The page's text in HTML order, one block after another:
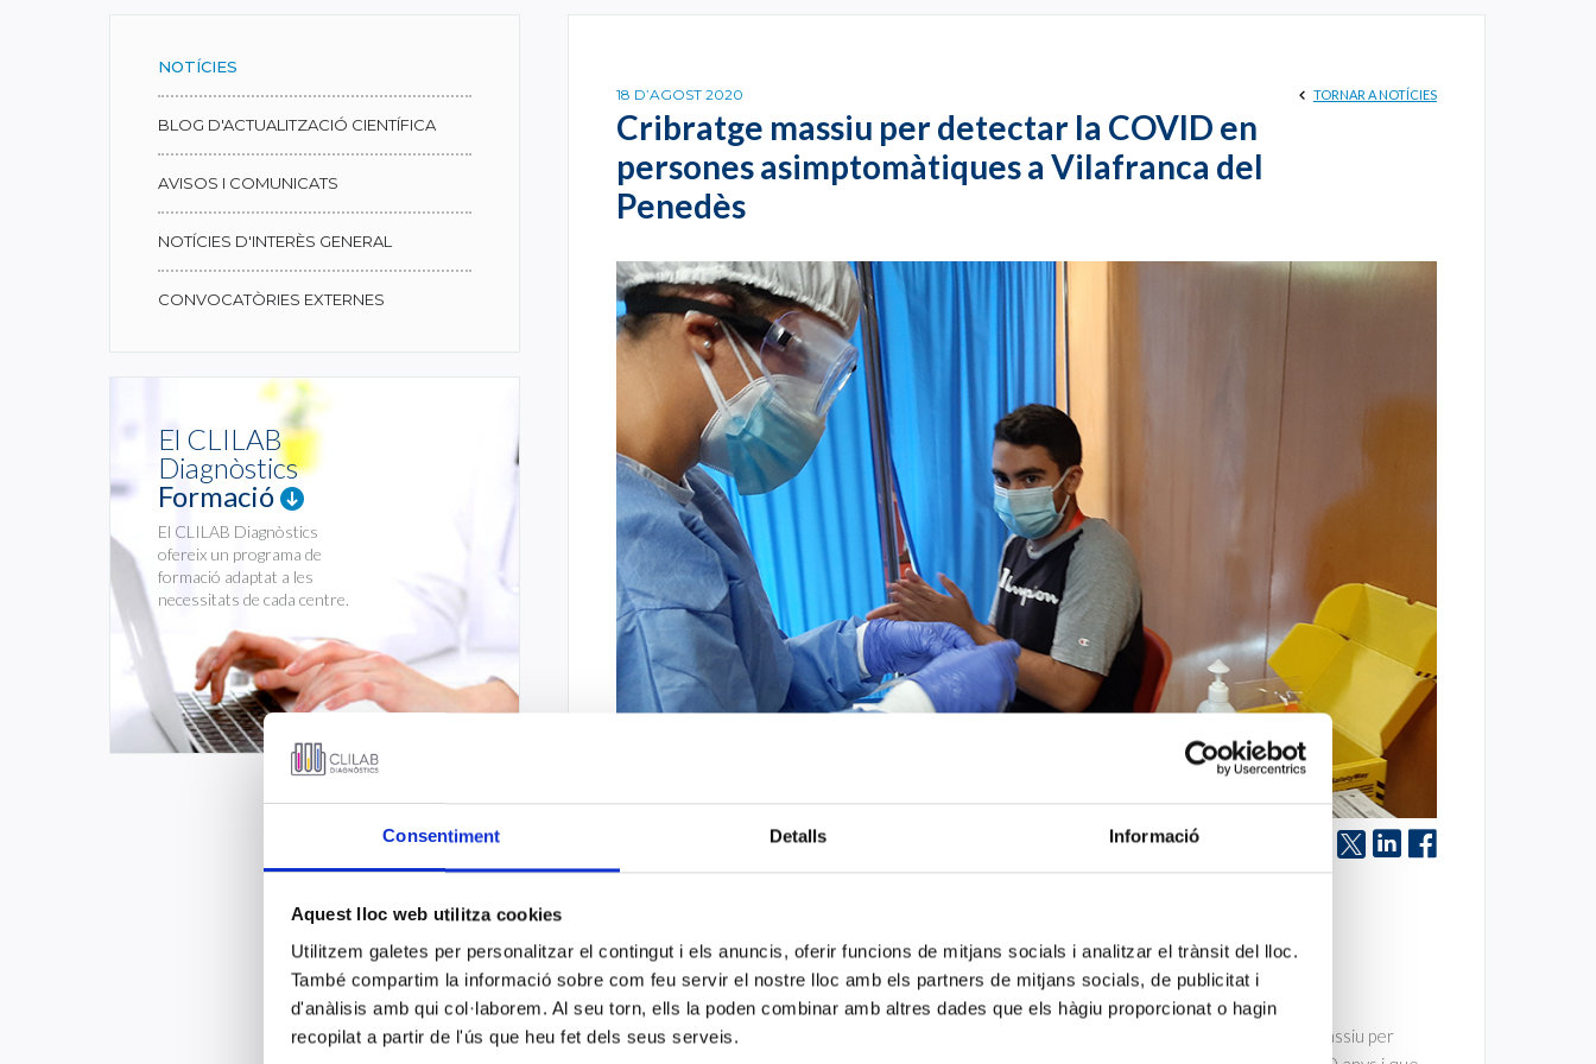
Consentiment Detalls Informació
Aquest lloc web utilitza cookies
Utilitzem galetes per personalitzar el contingut i els anuncis, oferir funcions de mitjans socials i analitzar el trànsit del lloc.
També compartim la informació sobre com feu servir el nostre lloc amb els partners de mitjans socials, de publicitat i
d'anàlisis amb qui col·laborem. Al seu torn, ells la poden combinar amb altres dades que els hàgiu proporcionat o hagin
recopilat a partir de l'ús que heu fet dels seus serveis.
18 D’AGOST 2020
Cribratge massiu per detectar la COVID en
persones asimptomàtiques a Vilafranca del
Penedès
TORNAR A NOTÍCIES
Imatge extreta de https://salutweb.gencat.cat
asimptomàtics per tal d’evitar la propagació del virus.
Des del 10 d’agost fins el 14 d’agost, el Departament de Salut, ha dut a terme un cribatge massiu per
NOTÍCIES
BLOG D'ACTUALITZACIÓ CIENTÍFICA
AVISOS I COMUNICATS
NOTÍCIES D'INTERÈS GENERAL
CONVOCATÒRIES EXTERNES
El CLILAB
Diagnòstics
Formació
El CLILAB Diagnòstics
ofereix un programa de
formació adaptat a les
necessitats de cada centre.